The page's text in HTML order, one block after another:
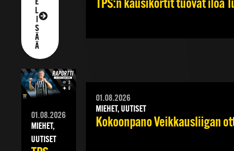
E
L
S
Ä
Ä
TPS:n kausikortit tuovat iloa
01.08.2026
MIEHET,
UUTISET
01.08.2026
MIEHET, UUTISET
Kokoonpano Veikkausliigan